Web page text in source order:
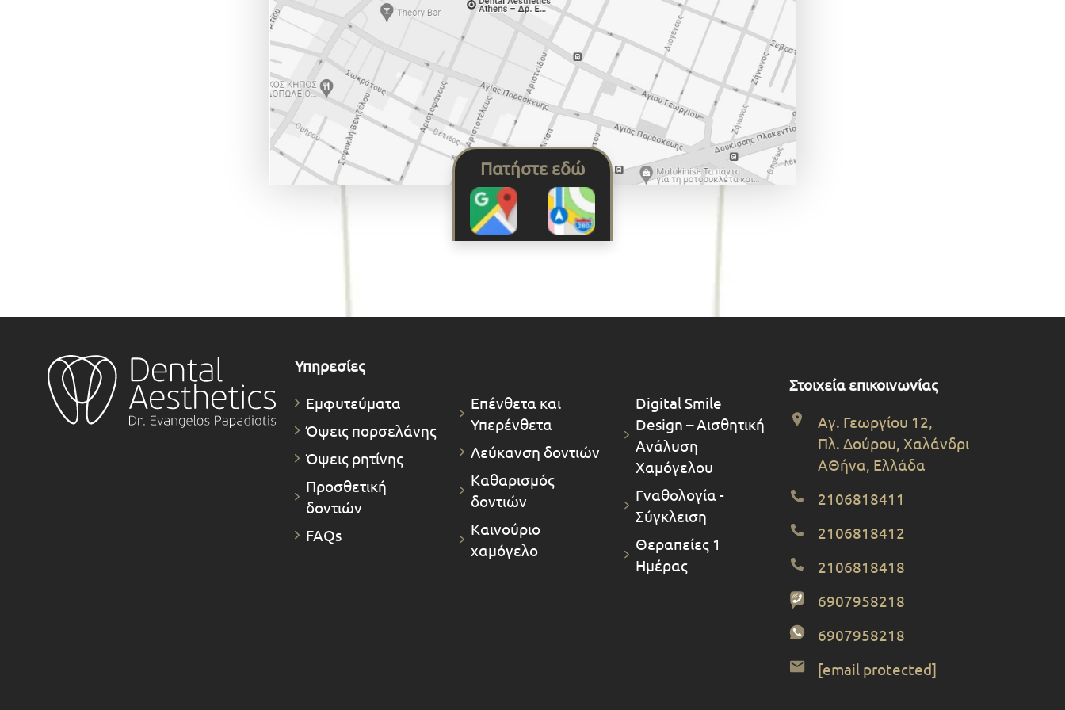
Πατήστε εδώ
Υπηρεσίες
Εμφυτεύματα
Όψεις πορσελάνης
Όψεις ρητίνης
Προσθετική
δοντιών
FAQs
Επένθετα και
Υπερένθετα
Λεύκανση δοντιών
Καθαρισμός
δοντιών
Καινούριο
χαμόγελο
Digital Smile
Design – Αισθητική
Ανάλυση
Χαμόγελου
Γναθολογία -
Σύγκλειση
Θεραπείες 1
Ημέρας
Στοιχεία επικοινωνίας
Αγ. Γεωργίου 12,
Πλ. Δούρου, Χαλάνδρι
ΑΘήνα, Ελλάδα
2106818411
2106818412
2106818418
6907958218
6907958218
[email protected]